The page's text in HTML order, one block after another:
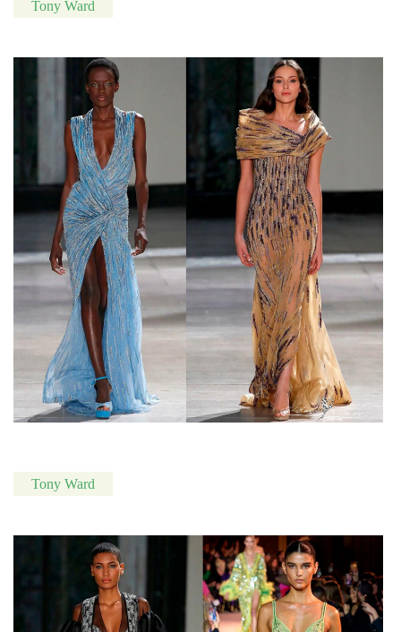
Tony Ward
Tony Ward